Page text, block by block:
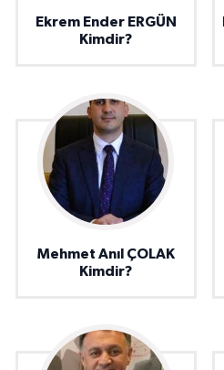
Ekrem Ender ERGÜN
Kimdir?
Mehmet Anıl ÇOLAK
Kimdir?